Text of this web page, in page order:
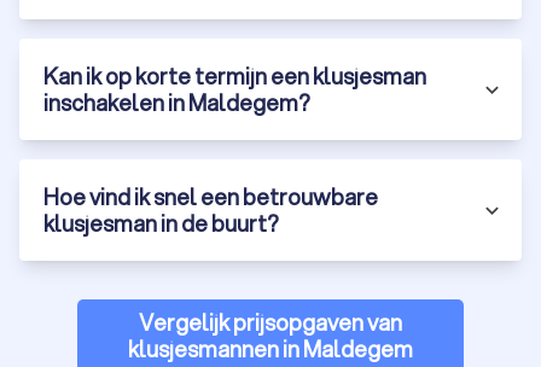
Kan ik op korte termijn een klusjesman
inschakelen in Maldegem?
Hoe vind ik snel een betrouwbare
klusjesman in de buurt?
Vergelijk prijsopgaven van
klusjesmannen in Maldegem